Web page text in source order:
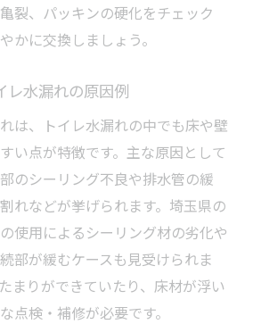
裂、パッキンの硬化をチェック
かに交換しましょう。
レ水漏れの原因例
は、トイレ水漏れの中でも床や壁
い点が特徴です。主な原因として
のシーリング不良や排水管の緩
れなどが挙げられます。埼玉県の
使用によるシーリング材の劣化や
部が緩むケースも見受けられま
まりができていたり、床材が浮い
点検・補修が必要です。